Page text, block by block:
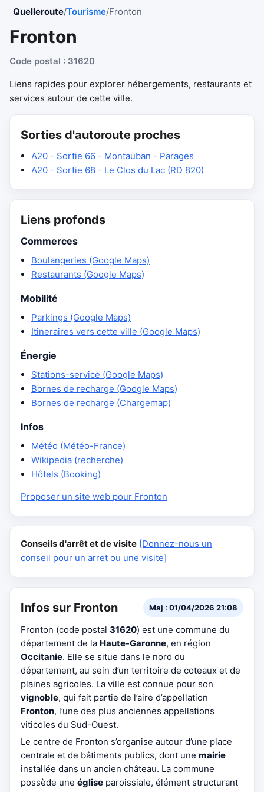
Quelleroute/Tourisme/Fronton
Fronton
Code postal : 31620
Liens rapides pour explorer hébergements, restaurants et
services autour de cette ville.
Sorties d'autoroute proches
A20 - Sortie 66 - Montauban - Parages
A20 - Sortie 68 - Le Clos du Lac (RD 820)
Liens profonds
Commerces
Boulangeries (Google Maps)
Restaurants (Google Maps)
Mobilité
Parkings (Google Maps)
Itineraires vers cette ville (Google Maps)
Énergie
Stations-service (Google Maps)
Bornes de recharge (Google Maps)
Bornes de recharge (Chargemap)
Infos
Météo (Météo-France)
Wikipedia (recherche)
Hôtels (Booking)
Proposer un site web pour Fronton
Conseils d'arrêt et de visite [Donnez-nous un
conseil pour un arret ou une visite]
Infos sur Fronton Maj : 01/04/2026 21:08
Fronton (code postal 31620) est une commune du
département de la Haute-Garonne, en région
Occitanie. Elle se situe dans le nord du
département, au sein d’un territoire de coteaux et de
plaines agricoles. La ville est connue pour son
vignoble, qui fait partie de l’aire d’appellation
Fronton, l’une des plus anciennes appellations
viticoles du Sud-Ouest.
Le centre de Fronton s’organise autour d’une place
centrale et de bâtiments publics, dont une mairie
installée dans un ancien château. La commune
possède une église paroissiale, élément structurant